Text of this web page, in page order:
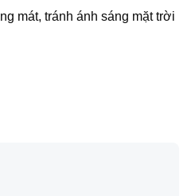
mát, tránh ánh sáng mặt trời